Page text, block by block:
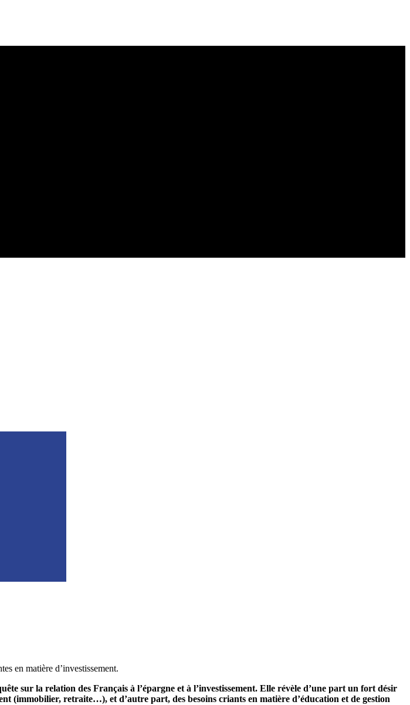
en matière d’investissement.
sur la relation des Français à l’épargne et à l’investissement. Elle révèle d’une part un fort désir
(immobilier, retraite…), et d’autre part, des besoins criants en matière d’éducation et de gestion